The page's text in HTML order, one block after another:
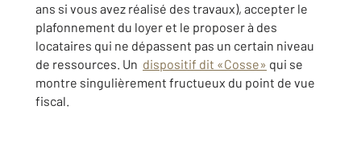
ans si vous avez réalisé des travaux), accepter le
plafonnement du loyer et le proposer à des
locataires qui ne dépassent pas un certain niveau
de ressources. Un dispositif dit «Cosse» qui se
montre singulièrement fructueux du point de vue
fiscal.